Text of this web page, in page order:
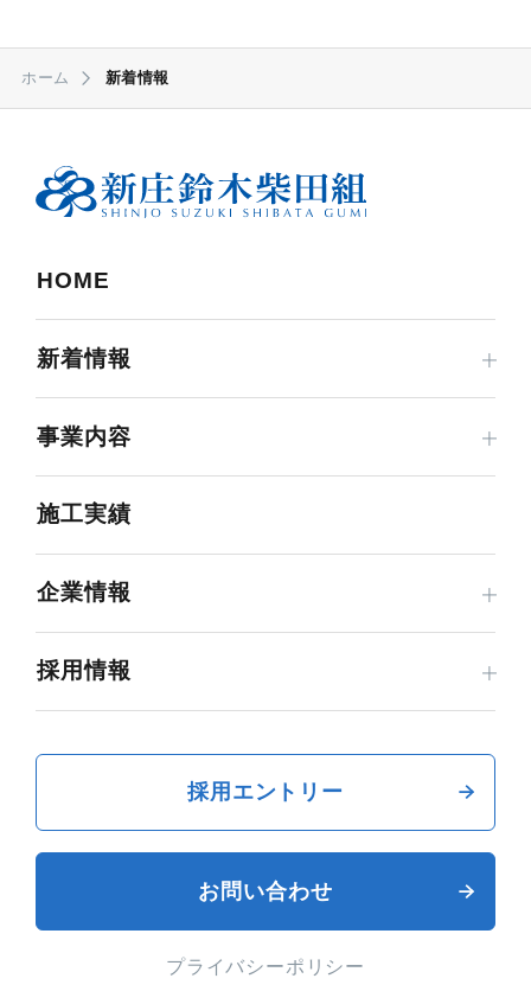
ホーム 新着情報
HOME
新着情報
事業内容
施工実績
企業情報
採用情報
採用エントリー
お問い合わせ
プライバシーポリシー